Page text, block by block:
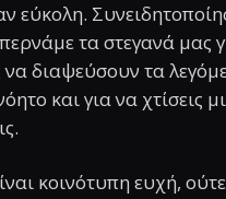
εύκολη.
τα στεγανά
να διαψεύσουν τα
και για να χτίσεις
κοινότυπη ευχή,